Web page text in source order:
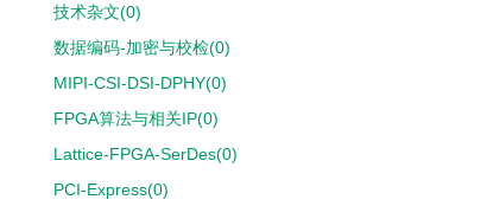
技术杂文(0)
数据编码-加密与校检(0)
MIPI-CSI-DSI-DPHY(0)
FPGA算法与相关IP(0)
Lattice-FPGA-SerDes(0)
PCI-Express(0)